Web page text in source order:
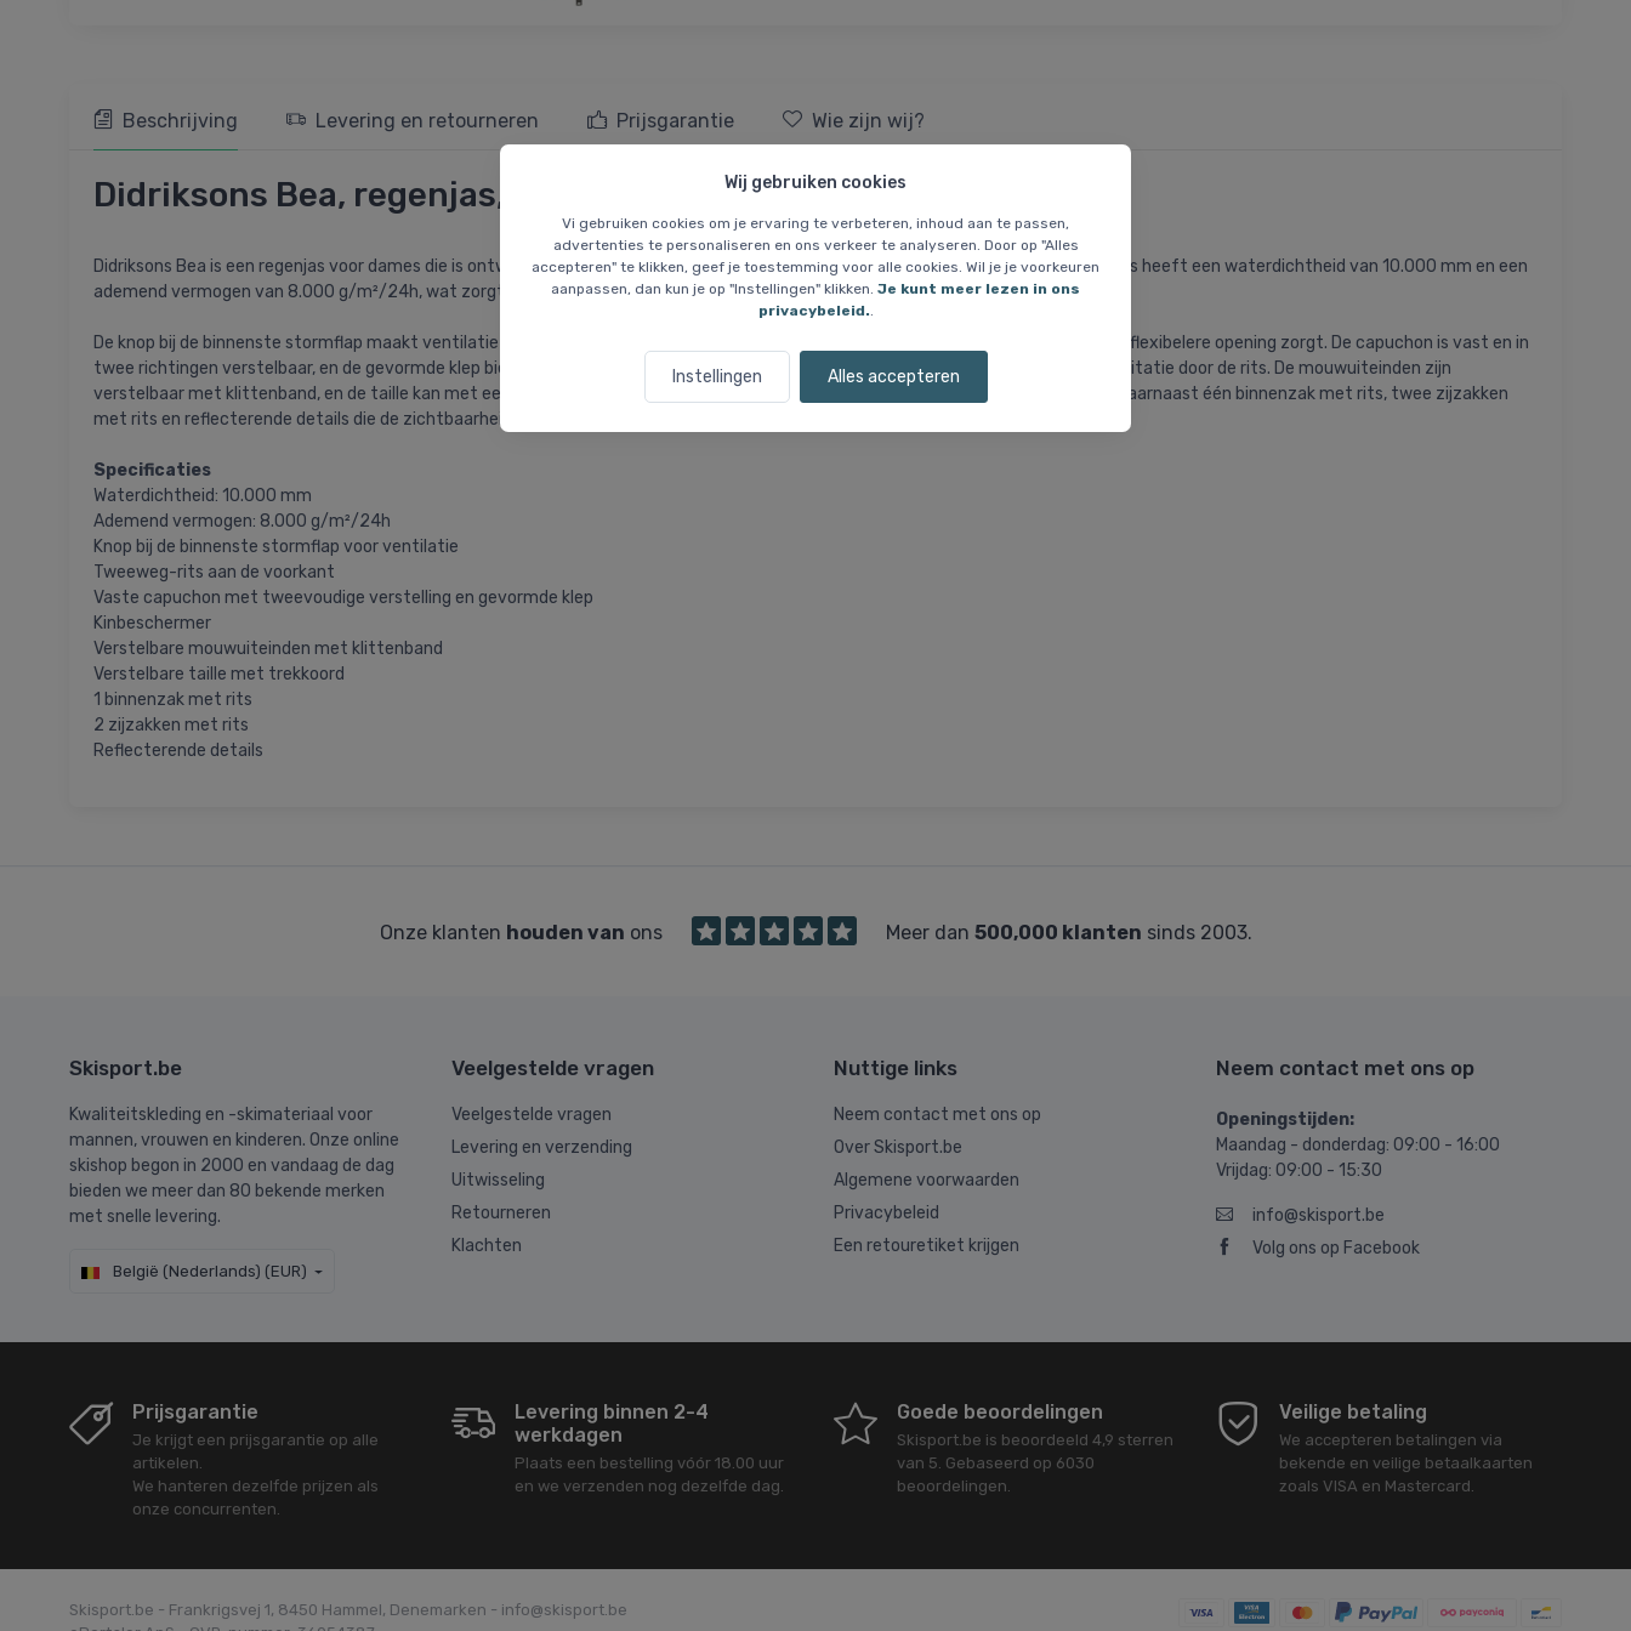
Wij gebruiken cookies
Vi gebruiken cookies om je ervaring te verbeteren, inhoud aan te passen,
advertenties te personaliseren en ons verkeer te analyseren. Door op "Alles
accepteren" te klikken, geef je toestemming voor alle cookies. Wil je je voorkeuren
aanpassen, dan kun je op "Instellingen" klikken. Je kunt meer lezen in ons
privacybeleid..
Instellingen Alles accepteren
Beschrijving Levering en retourneren Prijsgarantie Wie zijn wij?
Didriksons Bea, regenjas, dames, ash brown
Didriksons Bea is een regenjas voor dames die is ontwikkeld voor natte dagen met focus op bescherming en functionele details. De jas heeft een waterdichtheid van 10.000 mm en een
ademend vermogen van 8.000 g/m²/24h, wat zorgt voor een goede balans tussen weerbescherming en comfort tijdens gebruik.
De knop bij de binnenste stormflap maakt ventilatie mogelijk wanneer dat nodig is, terwijl de tweeweg-rits aan de voorkant voor een flexibelere opening zorgt. De capuchon is vast en in
twee richtingen verstelbaar, en de gevormde klep biedt stabielere bescherming in regenachtig weer. De kinbeschermer vermindert irritatie door de rits. De mouwuiteinden zijn
verstelbaar met klittenband, en de taille kan met een trekkoord worden aangepast voor een beter regelbare pasvorm. De jas heeft daarnaast één binnenzak met rits, twee zijzakken
met rits en reflecterende details die de zichtbaarheid in donkere omstandigheden verbeteren.
Specificaties
Waterdichtheid: 10.000 mm
Ademend vermogen: 8.000 g/m²/24h
Knop bij de binnenste stormflap voor ventilatie
Tweeweg-rits aan de voorkant
Vaste capuchon met tweevoudige verstelling en gevormde klep
Kinbeschermer
Verstelbare mouwuiteinden met klittenband
Verstelbare taille met trekkoord
1 binnenzak met rits
2 zijzakken met rits
Reflecterende details
Onze klanten houden van ons Meer dan 500,000 klanten sinds 2003.
Skisport.be
Kwaliteitskleding en -skimateriaal voor
mannen, vrouwen en kinderen. Onze online
skishop begon in 2000 en vandaag de dag
bieden we meer dan 80 bekende merken
met snelle levering.
België (Nederlands) (EUR)
Veelgestelde vragen
Veelgestelde vragen
Levering en verzending
Uitwisseling
Retourneren
Klachten
Nuttige links
Neem contact met ons op
Over Skisport.be
Algemene voorwaarden
Privacybeleid
Een retouretiket krijgen
Neem contact met ons op
Openingstijden:
Maandag - donderdag: 09:00 - 16:00
Vrijdag: 09:00 - 15:30
info@skisport.be
Volg ons op Facebook
Prijsgarantie
Je krijgt een prijsgarantie op alle
artikelen.
We hanteren dezelfde prijzen als
onze concurrenten.
Levering binnen 2-4
werkdagen
Plaats een bestelling vóór 18.00 uur
en we verzenden nog dezelfde dag.
Goede beoordelingen
Skisport.be is beoordeeld 4,9 sterren
van 5. Gebaseerd op 6030
beoordelingen.
Veilige betaling
We accepteren betalingen via
bekende en veilige betaalkaarten
zoals VISA en Mastercard.
Skisport.be - Frankrigsvej 1, 8450 Hammel, Denemarken - info@skisport.be